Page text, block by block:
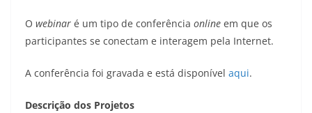
O webinar é um tipo de conferência online em que os
participantes se conectam e interagem pela Internet.
A conferência foi gravada e está disponível aqui.
Descrição dos Projetos